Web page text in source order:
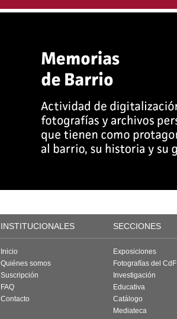
INSTITUCIONALES SECCIONES
Inicio
Quiénes somos
Suscripción
FAQ
Contacto
Exposiciones
Fotografías del CdF
Investigación
Educativa
Catálogo
Mediateca